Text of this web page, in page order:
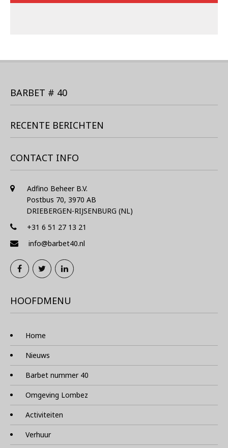
BARBET # 40
RECENTE BERICHTEN
CONTACT INFO
Adfino Beheer B.V.
Postbus 70, 3970 AB
DRIEBERGEN-RIJSENBURG (NL)
+31 6 51 27 13 21
info@barbet40.nl
HOOFDMENU
Home
Nieuws
Barbet nummer 40
Omgeving Lombez
Activiteiten
Verhuur